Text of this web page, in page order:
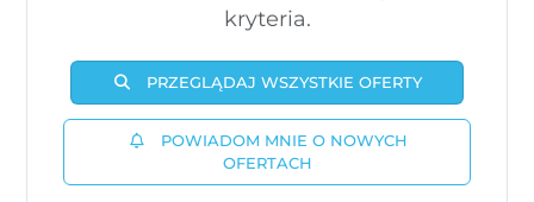
kryteria.
PRZEGLĄDAJ WSZYSTKIE OFERTY
POWIADOM MNIE O NOWYCH
OFERTACH